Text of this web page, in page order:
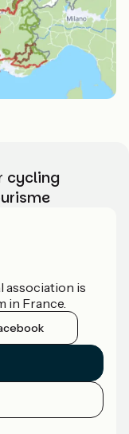
cycling
association is
in France.